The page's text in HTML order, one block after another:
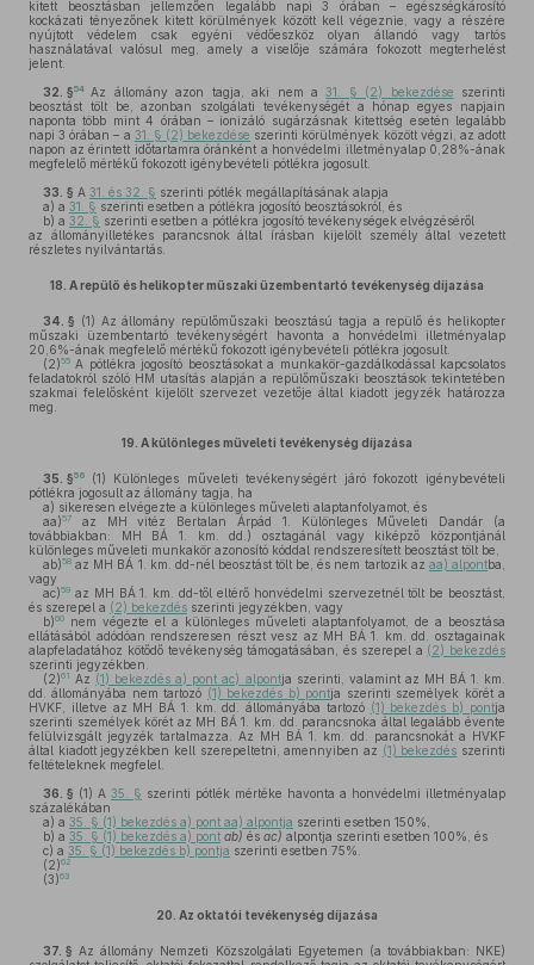
kitett beosztásban jellemzően legalább napi 3 órában – egészségkárosító
kockázati tényezőnek kitett körülmények között kell végeznie, vagy a részére
nyújtott védelem csak egyéni védőeszköz olyan állandó vagy tartós
használatával valósul meg, amely a viselője számára fokozott megterhelést
jelent.
32. §54 Az állomány azon tagja, aki nem a31. § (2) bekezdése szerinti
beosztást tölt be, azonban szolgálati tevékenységét a hónap egyes napjain
naponta több mint 4 órában – ionizáló sugárzásnak kitettség esetén legalább
napi 3 órában – a 31. § (2) bekezdése szerinti körülmények között végzi, az adott
napon az érintett időtartamra óránként a honvédelmi illetményalap 0,28%-ának
megfelelő mértékű fokozott igénybevételi pótlékra jogosult.
33. § A 31. és 32. § szerinti pótlék megállapításának alapja
a) a 31. § szerinti esetben a pótlékra jogosító beosztásokról, és
b) a 32. § szerinti esetben a pótlékra jogosító tevékenységek elvégzéséről
az állományilletékes parancsnok által írásban kijelölt személy által vezetett
részletes nyilvántartás.
18. A repülő és helikopter műszaki üzembentartó tevékenység díjazása
34. § (1) Az állomány repülőműszaki beosztású tagja a repülő és helikopter
műszaki üzembentartó tevékenységért havonta a honvédelmi illetményalap
20,6%-ának megfelelő mértékű fokozott igénybevételi pótlékra jogosult.
(2)55 A pótlékra jogosító beosztásokat a munkakör-gazdálkodással kapcsolatos
feladatokról szóló HM utasítás alapján a repülőműszaki beosztások tekintetében
szakmai felelősként kijelölt szervezet vezetője által kiadott jegyzék határozza
meg.
19. A különleges műveleti tevékenység díjazása
35. §56 (1) Különleges műveleti tevékenységért járó fokozott igénybevételi
pótlékra jogosult az állomány tagja, ha
a) sikeresen elvégezte a különleges műveleti alaptanfolyamot, és
aa)57
az MH vitéz Bertalan Árpád 1. Különleges Műveleti Dandár (a
továbbiakban: MH BÁ 1. km. dd.) osztagánál vagy kiképző központjánál
különleges műveleti munkakör azonosító kóddal rendszeresített beosztást tölt be,
ab)58 az MH BÁ 1. km. dd-nél beosztást tölt be, és nem tartozik az aa) alpontba,
vagy
ac)59 az MH BÁ 1. km. dd-től eltérő honvédelmi szervezetnél tölt be beosztást,
és szerepel a (2) bekezdés szerinti jegyzékben, vagy
b)60
nem végezte el a különleges műveleti alaptanfolyamot, de a beosztása
ellátásából adódóan rendszeresen részt vesz az MH BÁ 1. km. dd. osztagainak
alapfeladatához kötődő tevékenység támogatásában, és szerepel a (2) bekezdés
szerinti jegyzékben.
(2)61 Az (1) bekezdés a) pont ac) alpontja szerinti, valamint az MH BÁ 1. km.
dd. állományába nem tartozó (1) bekezdés b) pontja szerinti személyek körét a
HVKF, illetve az MH BÁ 1. km. dd. állományába tartozó (1) bekezdés b) pontja
szerinti személyek körét az MH BÁ 1. km. dd. parancsnoka által legalább évente
felülvizsgált jegyzék tartalmazza. Az MH BÁ 1. km. dd. parancsnokát a HVKF
által kiadott jegyzékben kell szerepeltetni, amennyiben az (1) bekezdés szerinti
feltételeknek megfelel.
36. § (1) A 35. § szerinti pótlék mértéke havonta a honvédelmi illetményalap
százalékában
a) a 35. § (1) bekezdés a) pont aa) alpontja szerinti esetben 150%,
b) a 35. § (1) bekezdés a) pont ab) és ac) alpontja szerinti esetben 100%, és
c) a 35. § (1) bekezdés b) pontja szerinti esetben 75%.
(2)62
(3)63
20. Az oktatói tevékenység díjazása
37. § Az állomány Nemzeti Közszolgálati Egyetemen (a továbbiakban: NKE)